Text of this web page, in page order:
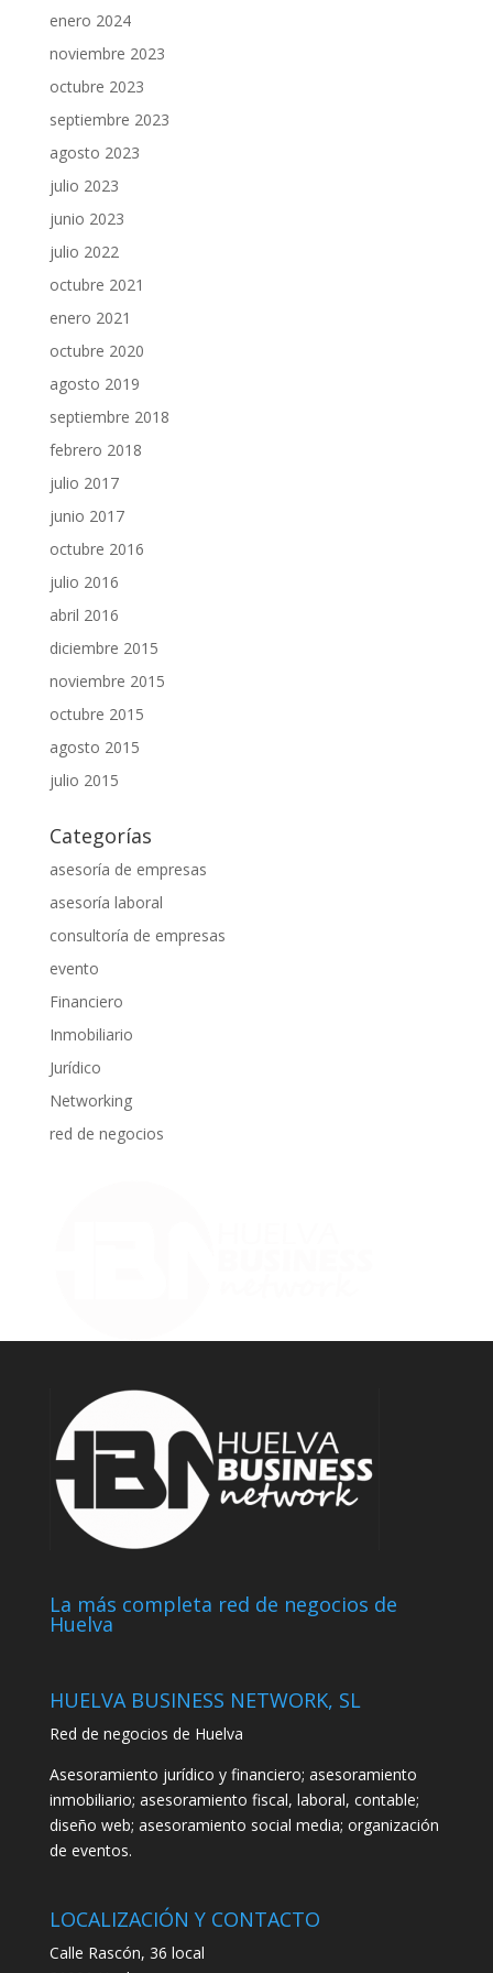
enero 2024
noviembre 2023
octubre 2023
septiembre 2023
agosto 2023
julio 2023
junio 2023
julio 2022
octubre 2021
enero 2021
octubre 2020
agosto 2019
septiembre 2018
febrero 2018
julio 2017
junio 2017
octubre 2016
julio 2016
abril 2016
diciembre 2015
noviembre 2015
octubre 2015
agosto 2015
julio 2015
Categorías
asesoría de empresas
asesoría laboral
consultoría de empresas
evento
Financiero
Inmobiliario
Jurídico
Networking
red de negocios
La más completa red de negocios de
Huelva
HUELVA BUSINESS NETWORK, SL
Red de negocios de Huelva
Asesoramiento jurídico y financiero; asesoramiento
inmobiliario; asesoramiento fiscal, laboral, contable;
diseño web; asesoramiento social media; organización
de eventos.
LOCALIZACIÓN Y CONTACTO
Calle Rascón, 36 local